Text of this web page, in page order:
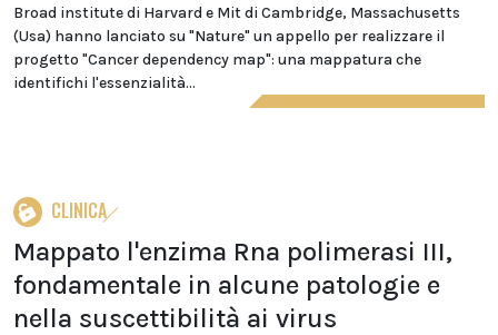
Broad institute di Harvard e Mit di Cambridge, Massachusetts
(Usa) hanno lanciato su "Nature" un appello per realizzare il
progetto "Cancer dependency map": una mappatura che
identifichi l'essenzialità...
CLINICA
Mappato l'enzima Rna polimerasi III,
fondamentale in alcune patologie e
nella suscettibilità ai virus